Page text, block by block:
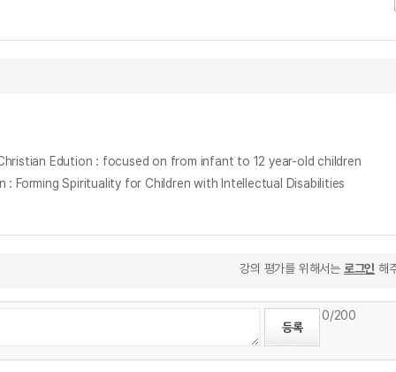
Christian Edution : focused on from infant to 12 year-old children
: Forming Spirituality for Children with Intellectual Disabilities
강의 평가를 위해서는 로그인 해
0/200